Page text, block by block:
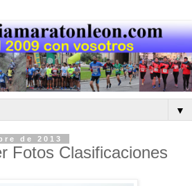
▼
de 2013
Fotos Clasificaciones